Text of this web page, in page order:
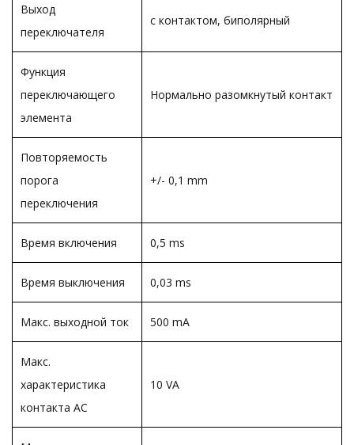
Выход
переключателя
с контактом, биполярный
Функция
переключающего
элемента
Нормально разомкнутый контакт
Повторяемость
порога
переключения
+/- 0,1 mm
Время включения 0,5 ms
Время выключения 0,03 ms
Макс. выходной ток 500 mA
Макс.
характеристика
контакта AC
10 VA